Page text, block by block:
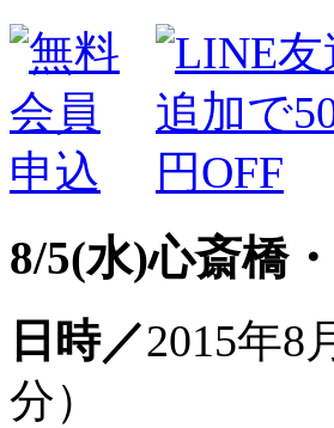
8/5(水)心斎橋
日時／2015年8
分）